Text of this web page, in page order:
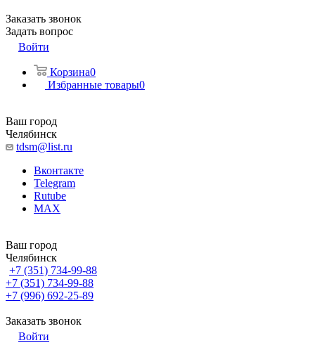
Заказать звонок
Задать вопрос
Войти
Корзина0
Избранные товары0
Ваш город
Челябинск
tdsm@list.ru
Вконтакте
Telegram
Rutube
MAX
Ваш город
Челябинск
+7 (351) 734-99-88
+7 (351) 734-99-88
+7 (996) 692-25-89
Заказать звонок
Войти